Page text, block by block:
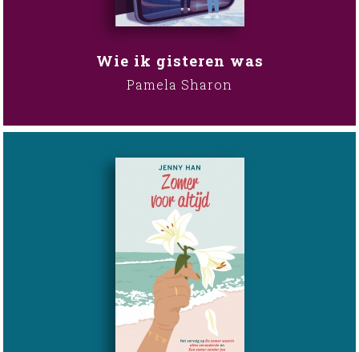
Wie ik gisteren was
Pamela Sharon